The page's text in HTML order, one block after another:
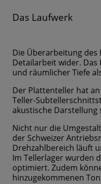
Das Laufwerk
Die Überarbeitung des
Detailarbeit wider.
und räumlicher Tiefe
Der Plattenteller hat
Teller-
akustische Darstellung
Nicht nur die
der Schweizer
Drehzahlbereich läuft
Im Tellerlager wurden
optimiert. Zudem
hinzugekommenen